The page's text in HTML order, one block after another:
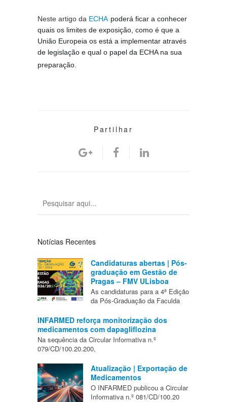
Neste artigo da ECHA poderá ficar a conhecer
quais os limites de exposição, como é que a
União Europeia os está a implementar através
de legislação e qual o papel da ECHA na sua
preparação.
Partilhar
Notícias Recentes
Candidaturas abertas | Pós-
graduação em Gestão de
Pragas – FMV ULisboa
As candidaturas para a 4ª Edição
da Pós-Graduação da Faculda
INFARMED reforça monitorização dos
medicamentos com dapagliflozina
Na sequência da Circular Informativa n.º
079/CD/100.20.200,
Atualização | Exportação de
Medicamentos
O INFARMED publicou a Circular
Informativa n.º 081/CD/100.20